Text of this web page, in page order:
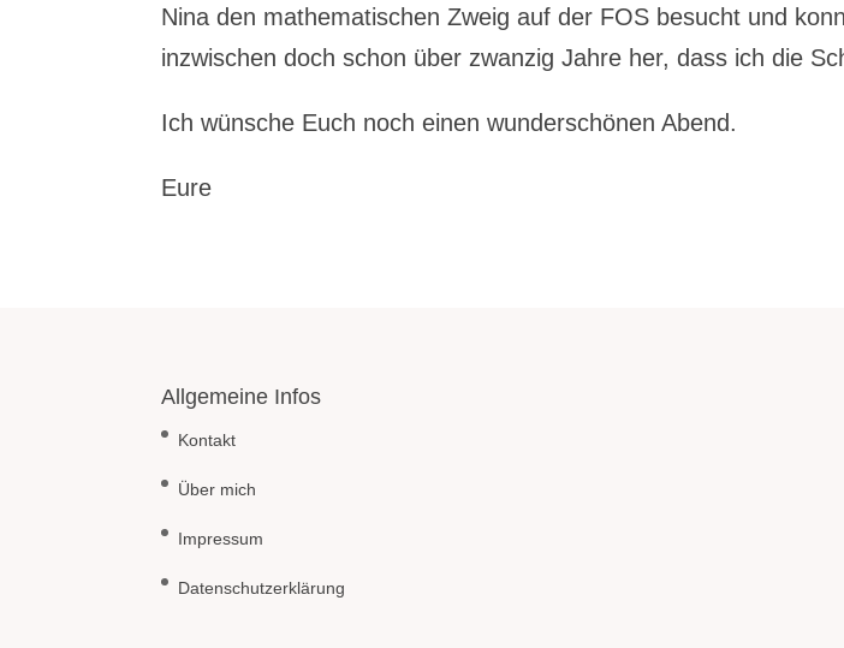
Nina den mathematischen Zweig auf der FOS besucht und
inzwischen doch schon über zwanzig Jahre her, dass ich die
Ich wünsche Euch noch einen wunderschönen Abend.
Eure
Allgemeine Infos
Kontakt
Über mich
Impressum
Datenschutzerklärung